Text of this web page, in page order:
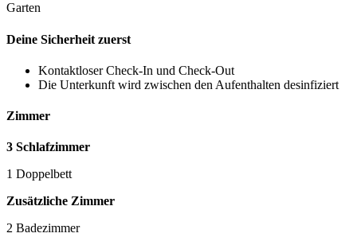
Garten
Deine Sicherheit zuerst
Kontaktloser Check-In und Check-Out
Die Unterkunft wird zwischen den Aufenthalten desinfiziert
Zimmer
3 Schlafzimmer
1 Doppelbett
Zusätzliche Zimmer
2 Badezimmer